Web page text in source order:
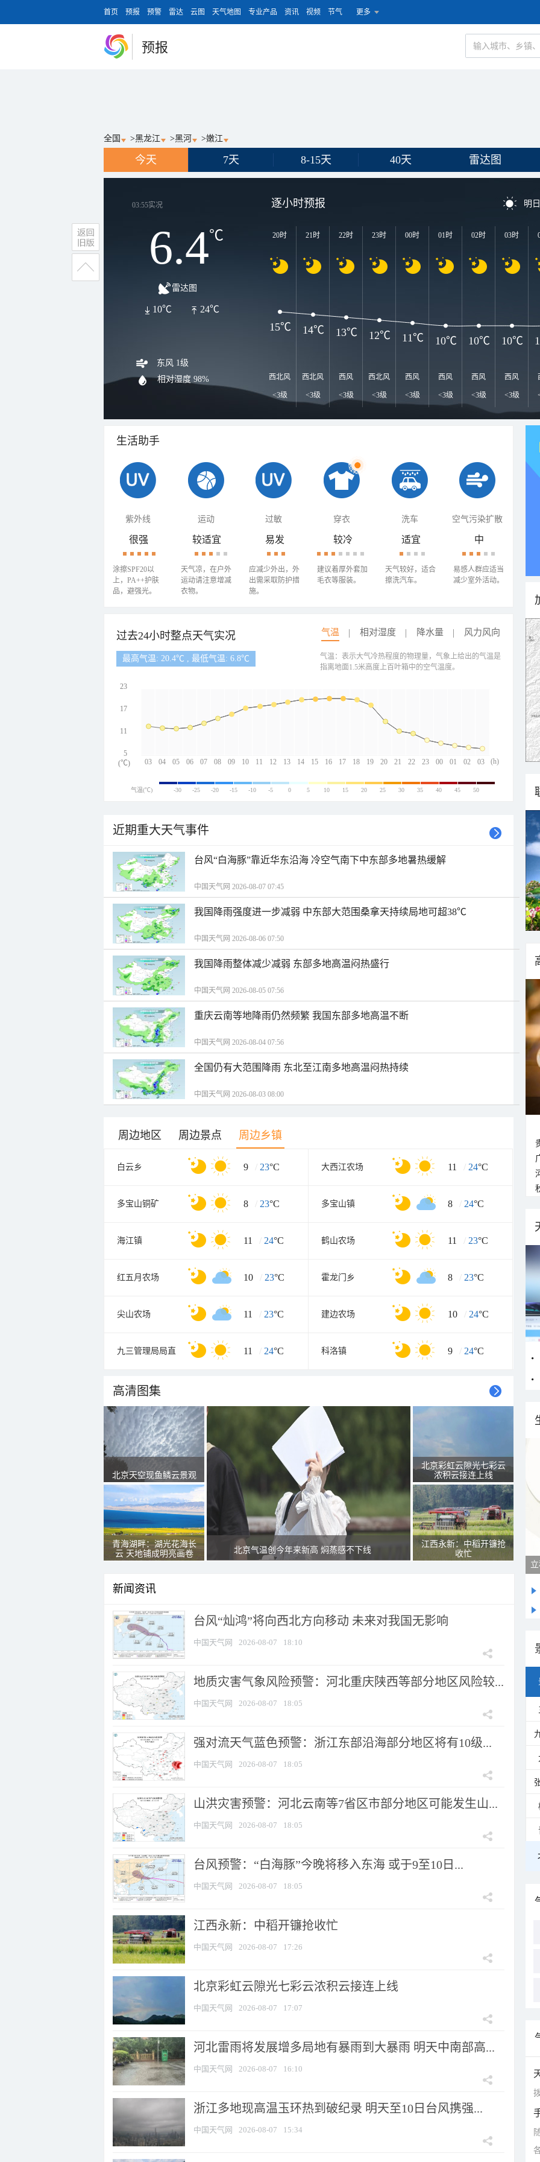
首页 预报 预警 雷达 云图 天气地图 专业产品 资讯 视频 节气 更多
预报
全国 >黑龙江 >黑河 >嫩江
今天 7天 8-15天 40天 雷达图
03:55实况
6.4℃
雷达图
24℃
10℃
东风 1级
相对湿度 98%
逐小时预报 明
20时
西北风
<3级
21时
西北风
<3级
22时
西风
<3级
23时
西北风
<3级
00时
西风
<3级
01时
西风
<3级
02时
西风
<3级
03时
西风
<3级
15℃ 14℃ 13℃ 12℃ 11℃ 10℃ 10℃ 10℃
生活助手
紫外线 运动 过敏 穿衣 洗车 空气污染扩散
很强
涂擦SPF20以
上，PA++护肤
品，避强光。
较适宜
天气凉，在户外
运动请注意增减
衣物。
易发
应减少外出，外
出需采取防护措
施。
较冷
建议着厚外套加
毛衣等服装。
适宜
天气较好，适合
擦洗汽车。
中
易感人群应适当
减少室外活动。
过去24小时整点天气实况 气温 相对湿度 降水量 风力风向
最高气温: 20.4℃ , 最低气温: 6.8℃
03 04 05 06 07 08 09 10 11 12 13 14 15 16 17 18 19 20 21 22 23 00 01 02 03
23
17
11
5
(h)
(℃)
气温：表示大气冷热程度的物理量，气象上给出的气温是
指离地面1.5米高度上百叶箱中的空气温度。
气温(℃) -30 -25 -20 -15 -10 -5 0 5 10 15 20 25 30 35 40 45 50
近期重大天气事件
台风“白海豚”靠近华东沿海 冷空气南下中东部多地暑热缓解
中国天气网 2026-08-07 07:45
我国降雨强度进一步减弱 中东部大范围桑拿天持续局地可超38℃
中国天气网 2026-08-06 07:50
我国降雨整体减少减弱 东部多地高温闷热盛行
中国天气网 2026-08-05 07:56
重庆云南等地降雨仍然频繁 我国东部多地高温不断
中国天气网 2026-08-04 07:56
全国仍有大范围降雨 东北至江南多地高温闷热持续
中国天气网 2026-08-03 08:00
周边地区 周边景点 周边乡镇
白云乡 9 / 23°C 大西江农场 11 / 24°C
多宝山铜矿 8 / 23°C 多宝山镇 8 / 24°C
海江镇 11 / 24°C 鹤山农场 11 / 23°C
红五月农场 10 / 23°C 霍龙门乡 8 / 23°C
尖山农场 11 / 23°C 建边农场 10 / 24°C
九三管理局局直 11 / 24°C 科洛镇 9 / 24°C
高清图集
北京天空现鱼鳞云景观
青海湖畔：湖光花海长
云 天地铺成明亮画卷
北京气温创今年来新高 焖蒸感不下线
北京彩虹云隙光七彩云
浓积云接连上线
江西永新：中稻开镰抢
收忙
新闻资讯
台风“灿鸿”将向西北方向移动 未来对我国无影响
中国天气网 2026-08-07 18:10
地质灾害气象风险预警：河北重庆陕西等部分地区风险较...
中国天气网 2026-08-07 18:05
强对流天气蓝色预警：浙江东部沿海部分地区将有10级...
中国天气网 2026-08-07 18:05
山洪灾害预警：河北云南等7省区市部分地区可能发生山...
中国天气网 2026-08-07 18:05
台风预警：“白海豚”今晚将移入东海 或于9至10日...
中国天气网 2026-08-07 18:05
江西永新：中稻开镰抢收忙
中国天气网 2026-08-07 17:26
北京彩虹云隙光七彩云浓积云接连上线
中国天气网 2026-08-07 17:07
河北雷雨将发展增多局地有暴雨到大暴雨 明天中南部高...
中国天气网 2026-08-07 16:10
浙江多地现高温玉环热到破纪录 明天至10日台风携强...
中国天气网 2026-08-07 15:34